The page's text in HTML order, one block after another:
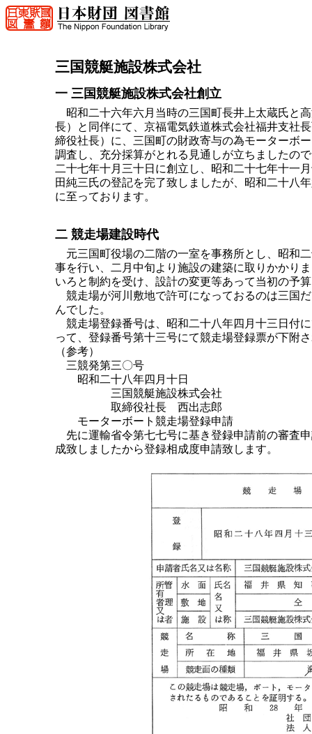
三国競艇施設株式会社
一 三国競艇施設株式会社創立
昭和二十六年六月当時の三国町長井上太蔵氏と
長）と同伴にて、京福電気鉄道株式会社福井支社
締役社長）に、三国町の財政寄与の為モーターボ
調査し、充分採算がとれる見通しが立ちましたの
二十七年十月三十日に創立し、昭和二十七年十一
田純三氏の登記を完了致しましたが、昭和二十八
に至っております。
二 競走場建設時代
元三国町役場の二階の一室を事務所とし、昭和
事を行い、二月中旬より施設の建築に取りかかり
いろと制約を受け、設計の変更等あって当初の予
競走場が河川敷地で許可になっておるのは三国
んでした。
競走場登録番号は、昭和二十八年四月十三日付
って、登録番号第十三号にて競走場登録票が下附
（参考）
三競発第三〇号
昭和二十八年四月十日
三国競艇施設株式会社
取締役社長 西出志郎
モーターボート競走場登録申請
先に運輸省令第七七号に基き登録申請前の審査
成致しましたから登録相成度申請致します。